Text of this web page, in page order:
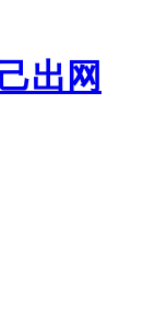
出网